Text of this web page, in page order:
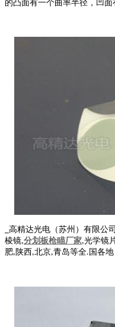
的凸面有一个曲率半径，凹面
高精达光电（苏州）有限公
棱镜,分划板枪瞄厂家,光学镜
肥, 陕西,北京,青岛等全. 国各